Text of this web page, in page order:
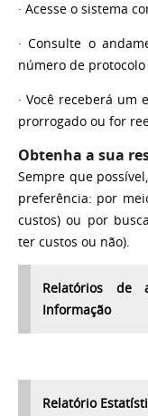
· Acesse o sistema
· Consulte o
número de
· Você receberá um
prorrogado ou for
Obtenha a sua
Sempre que
preferência: por
custos) ou por
ter custos ou não).
Relatórios de
Informação
Relatório